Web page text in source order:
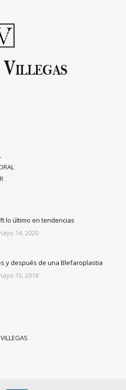
lo último en tendencias
14, 2020
y después de una Blefaroplastia
15, 2018